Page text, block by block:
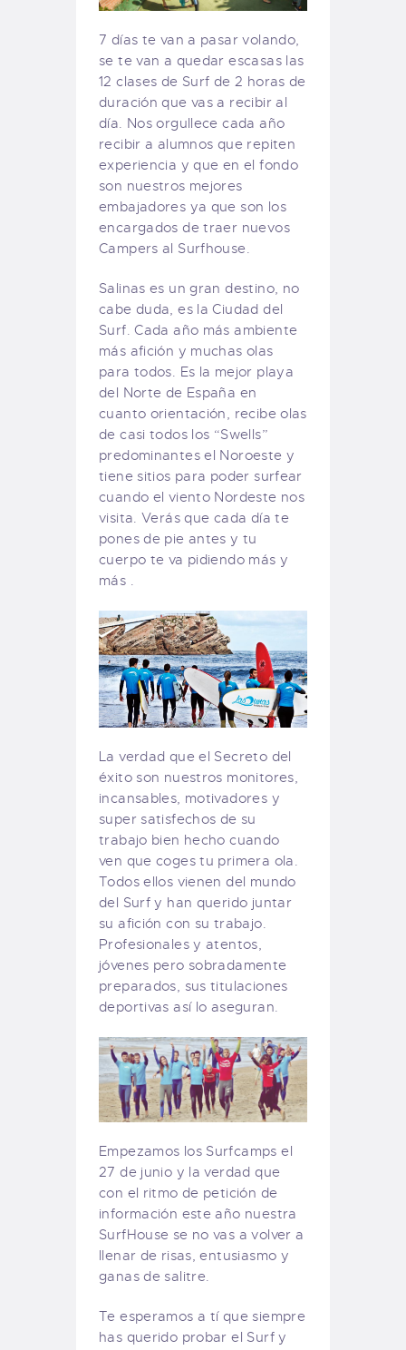
7 días te van a pasar volando,
se te van a quedar escasas las
12 clases de Surf de 2 horas de
duración que vas a recibir al
día. Nos orgullece cada año
recibir a alumnos que repiten
experiencia y que en el fondo
son nuestros mejores
embajadores ya que son los
encargados de traer nuevos
Campers al Surfhouse.
Salinas es un gran destino, no
cabe duda, es la Ciudad del
Surf. Cada año más ambiente
más afición y muchas olas
para todos. Es la mejor playa
del Norte de España en
cuanto orientación, recibe olas
de casi todos los “Swells”
predominantes el Noroeste y
tiene sitios para poder surfear
cuando el viento Nordeste nos
visita. Verás que cada día te
pones de pie antes y tu
cuerpo te va pidiendo más y
más .
La verdad que el Secreto del
éxito son nuestros monitores,
incansables, motivadores y
super satisfechos de su
trabajo bien hecho cuando
ven que coges tu primera ola.
Todos ellos vienen del mundo
del Surf y han querido juntar
su afición con su trabajo.
Profesionales y atentos,
jóvenes pero sobradamente
preparados, sus titulaciones
deportivas así lo aseguran.
Empezamos los Surfcamps el
27 de junio y la verdad que
con el ritmo de petición de
información este año nuestra
SurfHouse se no vas a volver a
llenar de risas, entusiasmo y
ganas de salitre.
Te esperamos a tí que siempre
has querido probar el Surf y